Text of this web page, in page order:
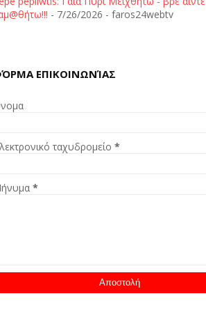
- 7/26/2026 - faros24webtv
ΕΠΙΚΟΙΝΩΝΊΑΣ
ταχυδρομείο*
*